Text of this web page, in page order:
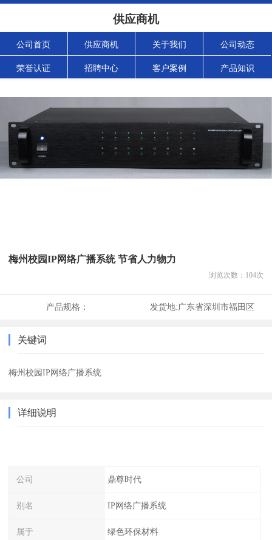
供应商机
公司首页 供应商机 关于我们 公司动态
荣誉认证 招聘中心 客户案例 产品知识
梅州校园IP网络广播系统 节省人力物力
浏览次数： 104次
产品规格： 发货地:广东省深圳市福田区
关键词
梅州校园IP网络广播系统
详细说明
公司 鼎尊时代
别名 IP网络广播系统
属于 绿色环保材料